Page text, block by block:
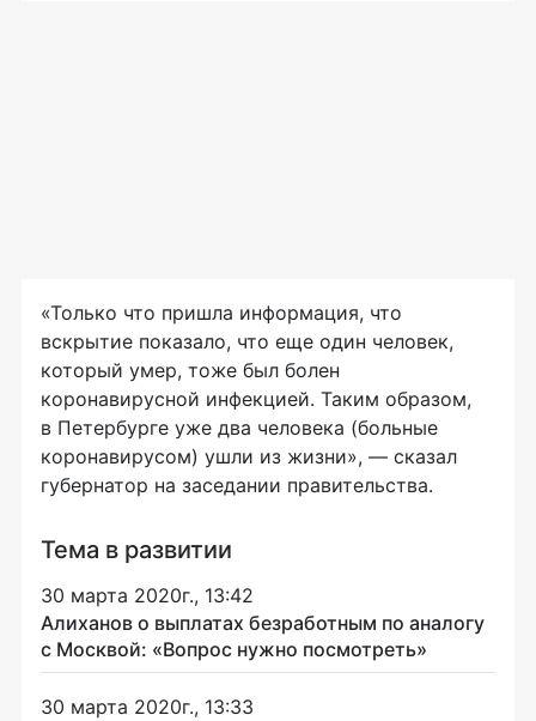
«Только что пришла информация, что
вскрытие показало, что еще один человек,
который умер, тоже был болен
коронавирусной инфекцией. Таким образом,
в Петербурге уже два человека (больные
коронавирусом) ушли из жизни», — сказал
губернатор на заседании правительства.
Тема в развитии
30 марта 2020г., 13:42
Алиханов о выплатах безработным по аналогу
с Москвой: «Вопрос нужно посмотреть»
30 марта 2020г., 13:33